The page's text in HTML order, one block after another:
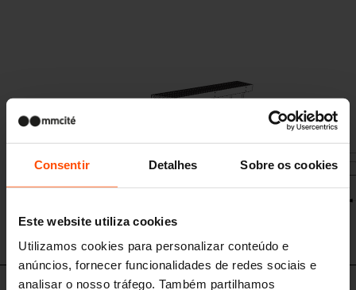
Consentir Detalhes Sobre os cookies
Este website utiliza cookies
Utilizamos cookies para personalizar conteúdo e
anúncios, fornecer funcionalidades de redes sociais e
analisar o nosso tráfego. Também partilhamos